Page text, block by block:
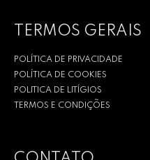
TERMOS GERAIS
POLÍTICA DE PRIVACIDADE
POLÍTICA DE COOKIES
POLITICA DE LITÍGIOS
TERMOS E CONDIÇÕES